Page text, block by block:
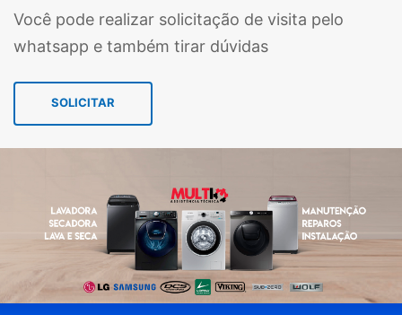
Você pode realizar solicitação de visita pelo
whatsapp e também tirar dúvidas
SOLICITAR